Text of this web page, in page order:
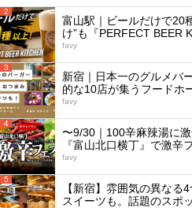
2
富山駅｜ビールだけで20
け”も『PERFECT BEER
favy
3
新宿｜日本一のグルメバ
的な10店が集うフードホ
favy
4
〜9/30｜100辛麻辣湯に激
『富山北口横丁』で激辛
favy
5
【新宿】雰囲気の異なる
スイーツも。話題のスポ